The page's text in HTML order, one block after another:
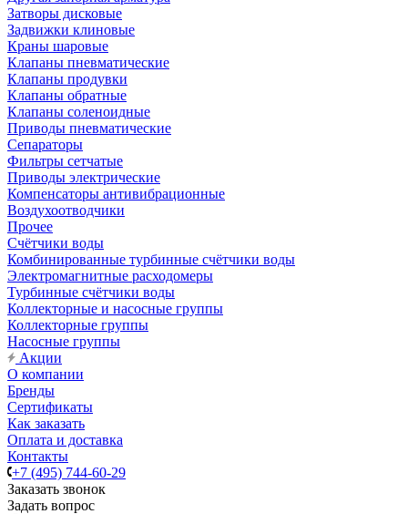
Затворы дисковые
Задвижки клиновые
Краны шаровые
Клапаны пневматические
Клапаны продувки
Клапаны обратные
Клапаны соленоидные
Приводы пневматические
Сепараторы
Фильтры сетчатые
Приводы электрические
Компенсаторы антивибрационные
Воздухоотводчики
Прочее
Счётчики воды
Комбинированные турбинные счётчики воды
Электромагнитные расходомеры
Турбинные счётчики воды
Коллекторные и насосные группы
Коллекторные группы
Насосные группы
Акции
О компании
Бренды
Сертификаты
Как заказать
Оплата и доставка
Контакты
+7 (495) 744-60-29
Заказать звонок
Задать вопрос